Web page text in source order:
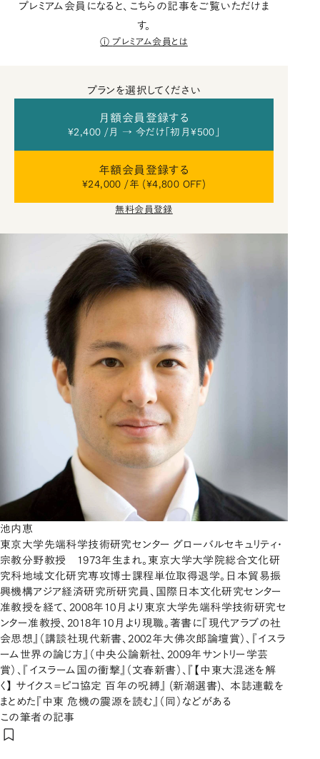
プレミアム会員になると、こちらの記事をご覧いただけま
す。
プレミアム会員とは
プランを選択してください
月額会員登録する
¥2,400 /月 → 今だけ「初月¥500」
年額会員登録する
¥24,000 /年 (¥4,800 OFF)
無料会員登録
池内恵
東京大学先端科学技術研究センター グローバルセキュリティ・
宗教分野教授 1973年生まれ。東京大学大学院総合文化研
究科地域文化研究専攻博士課程単位取得退学。日本貿易振
興機構アジア経済研究所研究員、国際日本文化研究センター
准教授を経て、2008年10月より東京大学先端科学技術研究セ
ンター准教授、2018年10月より現職。著書に『現代アラブの社
会思想』（講談社現代新書、2002年大佛次郎論壇賞）、『イスラ
ーム世界の論じ方』（中央公論新社、2009年サントリー学芸
賞）、『イスラーム国の衝撃』（文春新書）、『【中東大混迷を解
く】 サイクス=ピコ協定 百年の呪縛』 (新潮選書)、 本誌連載を
まとめた『中東 危機の震源を読む』（同）などがある
この筆者の記事